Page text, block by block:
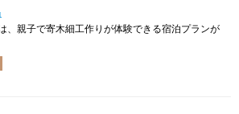
、親子で寄木細工作りが体験できる宿泊プランが